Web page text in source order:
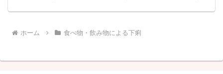
ホーム 食べ物・飲み物による下痢